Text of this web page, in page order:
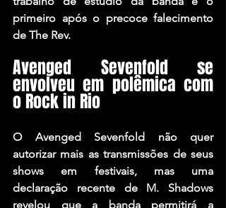
primeiro após o precoce falecimento
de The Rev.
Avenged Sevenfold se
envolveu em polêmica com
o Rock in Rio
O Avenged Sevenfold não quer
autorizar mais as transmissões de seus
shows em festivais, mas uma
declaração recente de M. Shadows
revelou que a banda permitirá a